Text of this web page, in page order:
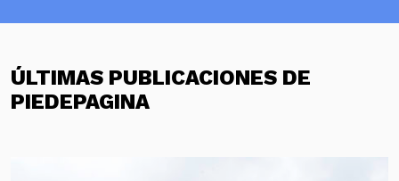
ÚLTIMAS PUBLICACIONES DE
PIEDEPAGINA